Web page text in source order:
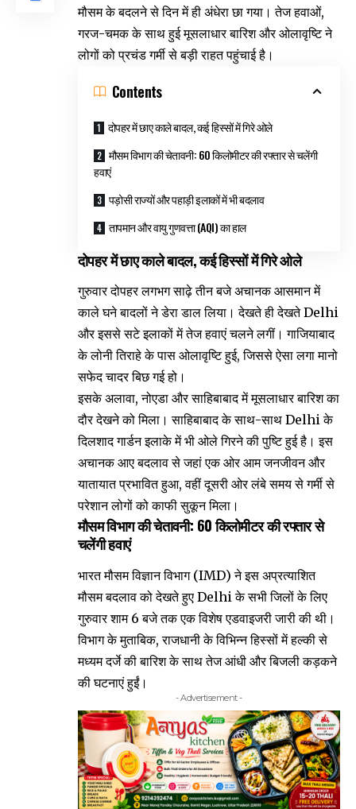
मौसम के बदलने से दिन में ही अंधेरा छा गया। तेज हवाओं,
गरज-चमक के साथ हुई मूसलाधार बारिश और ओलावृष्टि ने
लोगों को प्रचंड गर्मी से बड़ी राहत पहुंचाई है।
Contents
दोपहर में छाए काले बादल, कई हिस्सों में गिरे ओले
मौसम विभाग की चेतावनी: 60 किलोमीटर की रफ्तार से चलेंगी
हवाएं
पड़ोसी राज्यों और पहाड़ी इलाकों में भी बदलाव
तापमान और वायु गुणवत्ता (AQI) का हाल
दोपहर में छाए काले बादल, कई हिस्सों में गिरे ओले
गुरुवार दोपहर लगभग साढ़े तीन बजे अचानक आसमान में
काले घने बादलों ने डेरा डाल लिया। देखते ही देखते Delhi
और इससे सटे इलाकों में तेज हवाएं चलने लगीं। गाजियाबाद
के लोनी तिराहे के पास ओलावृष्टि हुई, जिससे ऐसा लगा मानो
सफेद चादर बिछ गई हो।
इसके अलावा, नोएडा और साहिबाबाद में मूसलाधार बारिश का
दौर देखने को मिला। साहिबाबाद के साथ-साथ Delhi के
दिलशाद गार्डन इलाके में भी ओले गिरने की पुष्टि हुई है। इस
अचानक आए बदलाव से जहां एक ओर आम जनजीवन और
यातायात प्रभावित हुआ, वहीं दूसरी ओर लंबे समय से गर्मी से
परेशान लोगों को काफी सुकून मिला।
मौसम विभाग की चेतावनी: 60 किलोमीटर की रफ्तार से
चलेंगी हवाएं
भारत मौसम विज्ञान विभाग (IMD) ने इस अप्रत्याशित
मौसम बदलाव को देखते हुए Delhi के सभी जिलों के लिए
गुरुवार शाम 6 बजे तक एक विशेष एडवाइजरी जारी की थी।
विभाग के मुताबिक, राजधानी के विभिन्न हिस्सों में हल्की से
मध्यम दर्जे की बारिश के साथ तेज आंधी और बिजली कड़कने
की घटनाएं हुईं।
- Advertisement -